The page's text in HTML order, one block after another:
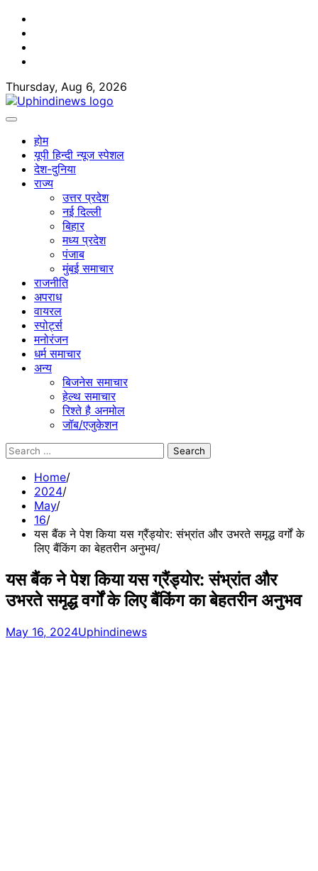
Skip
content
Thursday, Aug 6, 2026
होम
यूपी हिन्दी न्यूज स्पेशल
देश-दुनिया
राज्य
उत्तर प्रदेश
नई दिल्ली
बिहार
मध्य प्रदेश
पंजाब
मुंबई समाचार
राजनीति
अपराध
वायरल
स्पोर्ट्स
मनोरंजन
धर्म समाचार
अन्य
बिजनेस समाचार
हेल्थ समाचार
रिश्ते है अनमोल
जॉब/एजुकेशन
Search
Home
2024
May
16
यस बैंक ने पेश किया यस ग्रैंड्योर: संभ्रांत और उभरते समृद्ध वर्गों के
लिए बैंकिंग का बेहतरीन अनुभव
यस बैंक ने पेश किया यस ग्रैंड्योर: संभ्रांत और
उभरते समृद्ध वर्गों के लिए बैंकिंग का बेहतरीन अनुभव
May 16, 2024Uphindinews